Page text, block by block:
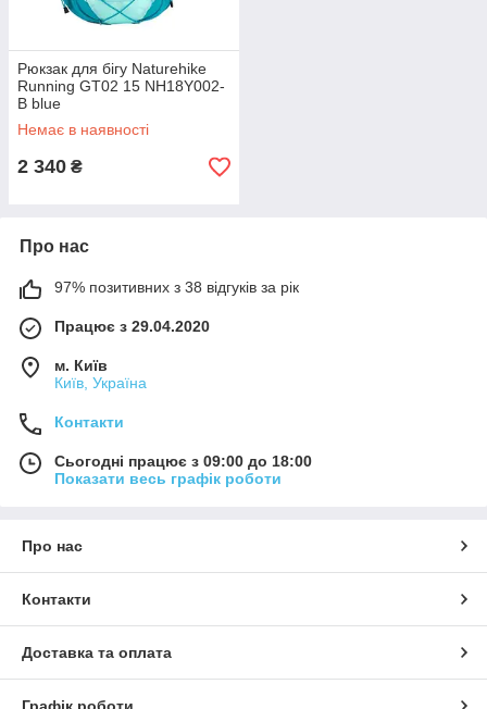
Рюкзак для бігу Naturehike
Running GT02 15 NH18Y002-
B blue
Немає в наявності
2 340 ₴
Про нас
97% позитивних з 38 відгуків за рік
Працює з 29.04.2020
м. Київ
Київ, Україна
Контакти
Сьогодні працює з 09:00 до 18:00
Показати весь графік роботи
Про нас
Контакти
Доставка та оплата